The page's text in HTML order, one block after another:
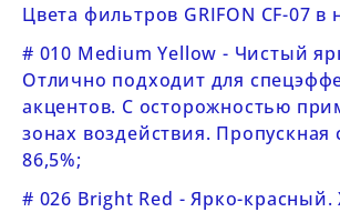
Цвета фильтров GRIFON CF-07 в
# 010 Medium Yellow - Чистый
Отлично подходит для
акцентов. С осторожностью
зонах воздействия. Пропускная
86,5%;
# 026 Bright Red - Ярко-